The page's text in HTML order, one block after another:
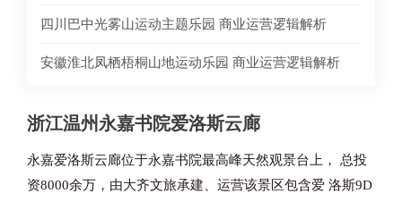
四川巴中光雾山运动主题乐园 商业运营逻辑解析
安徽淮北凤栖梧桐山地运动乐园 商业运营逻辑解析
浙江温州永嘉书院爱洛斯云廊
永嘉爱洛斯云廊位于永嘉书院最高峰天然观景台上， 总投
资8000余万，由大齐文旅承建、运营该景区包含爱 洛斯9D